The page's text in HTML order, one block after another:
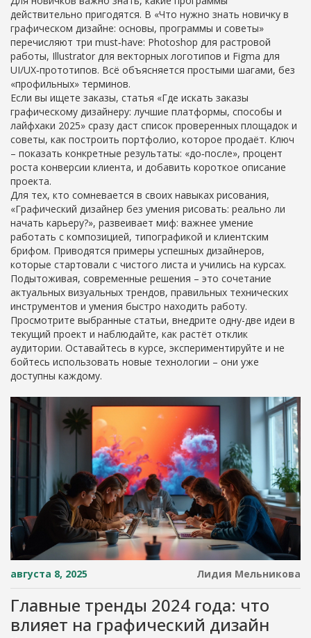
действительно пригодятся. В «Что нужно знать новичку в
графическом дизайне: основы, программы и советы»
перечисляют три must‑have: Photoshop для растровой
работы, Illustrator для векторных логотипов и Figma для
UI/UX‑прототипов. Всё объясняется простыми шагами, без
«профильных» терминов.
Если вы ищете заказы, статья «Где искать заказы
графическому дизайнеру: лучшие платформы, способы и
лайфхаки 2025» сразу даст список проверенных площадок и
советы, как построить портфолио, которое продаёт. Ключ
– показать конкретные результаты: «до‑после», процент
роста конверсии клиента, и добавить короткое описание
проекта.
Для тех, кто сомневается в своих навыках рисования,
«Графический дизайнер без умения рисовать: реально ли
начать карьеру?», развеивает миф: важнее умение
работать с композицией, типографикой и клиентским
брифом. Приводятся примеры успешных дизайнеров,
которые стартовали с чистого листа и учились на курсах.
Подытоживая, современные решения – это сочетание
актуальных визуальных трендов, правильных технических
инструментов и умения быстро находить работу.
Просмотрите выбранные статьи, внедрите одну-две идеи в
текущий проект и наблюдайте, как растёт отклик
аудитории. Оставайтесь в курсе, экспериментируйте и не
бойтесь использовать новые технологии – они уже
доступны каждому.
августа 8, 2025 Лидия Мельникова
Главные тренды 2024 года: что
влияет на графический дизайн